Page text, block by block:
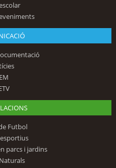
Futbol
parcs i jardins